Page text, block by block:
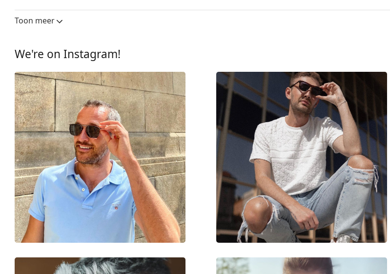
Glasbreedte:
51 mm
montuur
Montuur vorm:
Vierkant
Montuur kleur:
Zwart
Montuur materiaal:
Plastic
Maat:
M
Breedte:
132 mm
Lengte:
145 mm
Breedte brug:
20 mm
Gewicht:
115 gr
Verstelbare neus-pads:
No
accessoires
Koker:
Ja
Toon meer
We're on Instagram!